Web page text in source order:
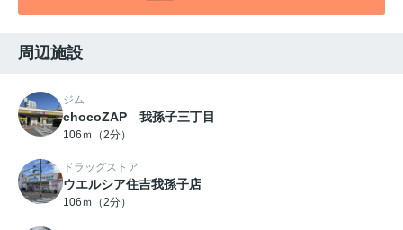
周辺施設
ジム
chocoZAP 我孫子三丁目
106ｍ（2分）
ドラッグストア
ウエルシア住吉我孫子店
106ｍ（2分）